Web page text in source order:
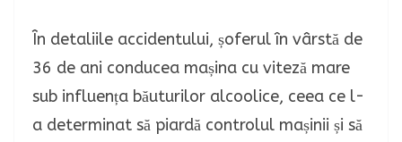
În detaliile accidentului, șoferul în vârstă de
36 de ani conducea mașina cu viteză mare
sub influența băuturilor alcoolice, ceea ce l-
a determinat să piardă controlul mașinii și să